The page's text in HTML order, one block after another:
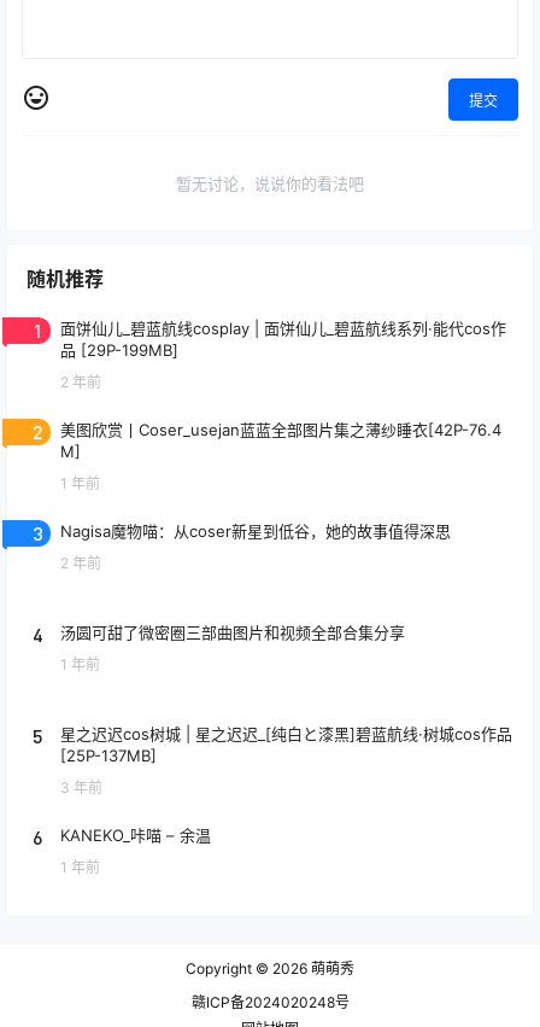
提交
暂无讨论，说说你的看法吧
随机推荐
1
面饼仙儿_碧蓝航线cosplay | 面饼仙儿_碧蓝航线系列·能代cos作
品 [29P-199MB]
2 年前
2
美图欣赏丨Coser_usejan蓝蓝全部图片集之薄纱睡衣[42P-76.4
M]
1 年前
3 Nagisa魔物喵：从coser新星到低谷，她的故事值得深思
2 年前
4 汤圆可甜了微密圈三部曲图片和视频全部合集分享
1 年前
5
星之迟迟cos树城 | 星之迟迟_[纯白と漆黑]碧蓝航线·树城cos作品
[25P-137MB]
3 年前
6 KANEKO_咔喵 – 余温
1 年前
Copyright © 2026 萌萌秀
赣ICP备2024020248号